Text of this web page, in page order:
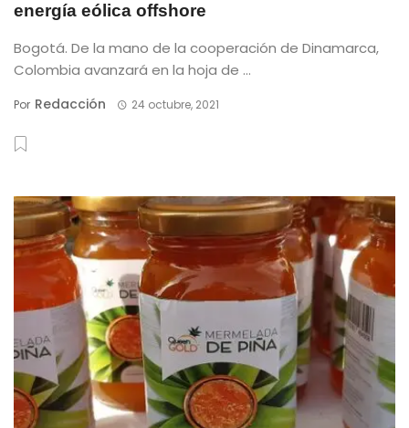
energía eólica offshore
Bogotá. De la mano de la cooperación de Dinamarca,
Colombia avanzará en la hoja de ...
Por Redacción 24 octubre, 2021